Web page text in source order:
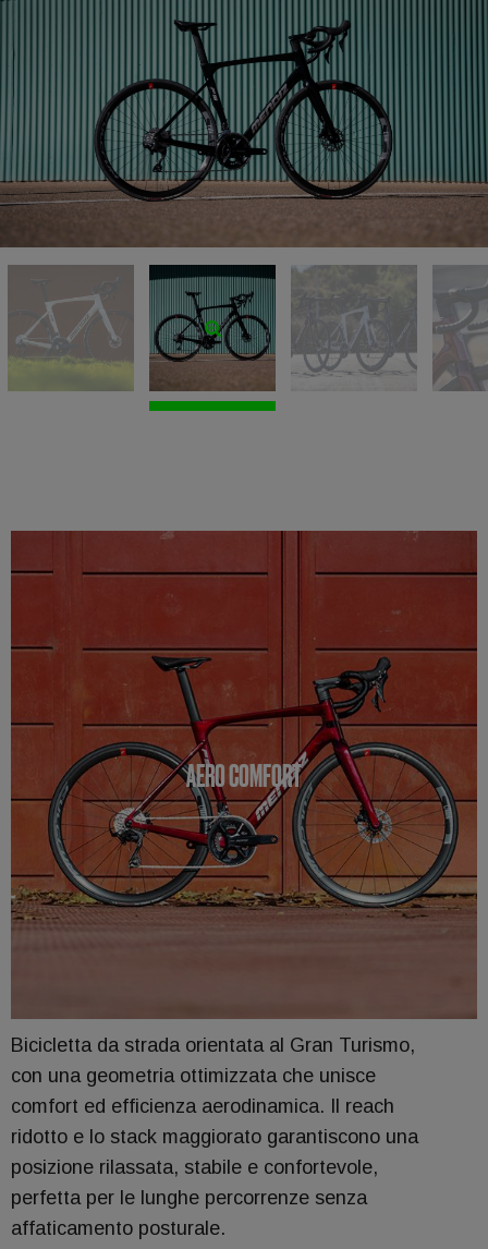
AERO COMFORT
Bicicletta da strada orientata al Gran Turismo,
con una geometria ottimizzata che unisce
comfort ed efficienza aerodinamica. Il reach
ridotto e lo stack maggiorato garantiscono una
posizione rilassata, stabile e confortevole,
perfetta per le lunghe percorrenze senza
affaticamento posturale.